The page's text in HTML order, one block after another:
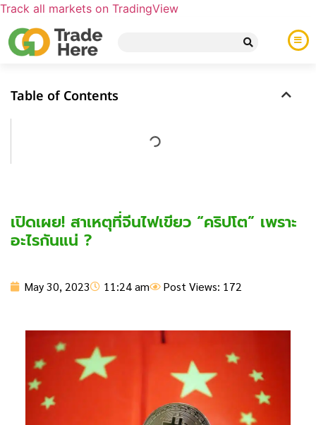
Track all markets on TradingView
Table of Contents
เปิดเผย! สาเหตุที่จีนไฟเขียว “คริปโต” เพราะ
อะไรกันแน่ ?
May 30, 2023 11:24 am Post Views: 172